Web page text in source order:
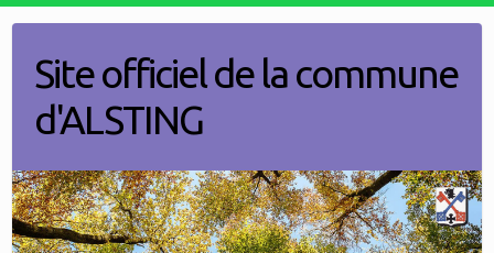
contentSite officiel de la commune
d'ALSTING